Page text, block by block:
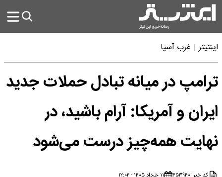
اینتیتر غرب آسیا
ترامپ در میانه تبادل حملات جدید
ایران و آمریکا: آرام باشید، در
نهایت همه‌چیز درست می‌شود
کد خبر :۴۵۳۹۴۰ ۱۱ خرداد ۱۴۰۵ - ۱۲:۰۲